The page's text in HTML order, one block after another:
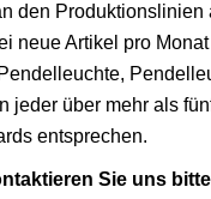
den
neue Artikel pro
jeder über mehr als
entsprechen.
Sie uns